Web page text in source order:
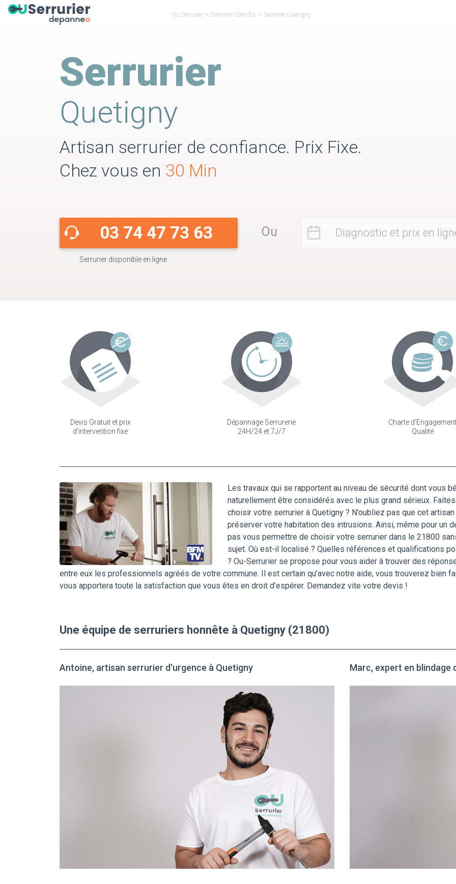
Ou Serrurier > Serrurier Côte-d’or > Serrurier Quetigny
Serrurier
Quetigny
Artisan serrurier de confiance. Prix Fixe.
Chez vous en 30 Min
03 74 47 73 63
Serrurier disponible en ligne
Ou Diagnostic et prix en
Devis Gratuit et prix
d'intervention fixe
Dépannage Serrurerie
24H/24 et 7J/7
Charte d'Engagement
Qualité
Les travaux qui se rapportent au niveau de sécurité dont vous
naturellement être considérés avec le plus grand sérieux.
choisir votre serrurier à Quetigny ? N’oubliez pas que cet
préserver votre habitation des intrusions. Ainsi, même pour un
pas vous permettre de choisir votre serrurier dans le 21800
sujet. Où est-il localisé ? Quelles références et qualifications
? Ou-Serrurier se propose pour vous aider à trouver des
entre eux les professionnels agréés de votre commune. Il est certain qu’avec notre aide, vous trouverez bien
vous apportera toute la satisfaction que vous êtes en droit d’espérer. Demandez vite votre devis !
Une équipe de serruriers honnête à Quetigny (21800)
Antoine, artisan serrurier d'urgence à Quetigny Marc, expert en blindage